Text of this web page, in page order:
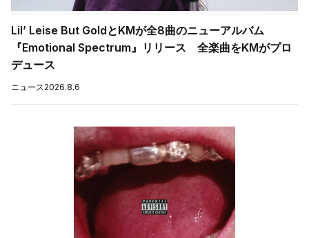
Lil’ Leise But GoldとKMが全8曲のニューアルバム
『Emotional Spectrum』リリース 全楽曲をKMがプロ
デュース
ニュース2026.8.6